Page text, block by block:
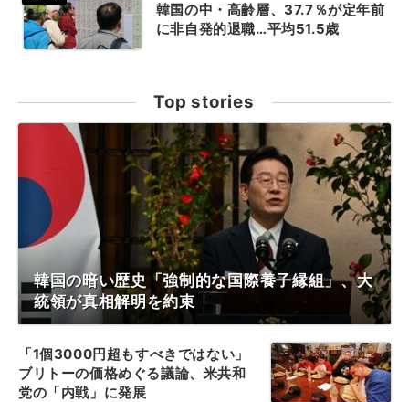
韓国の中・高齢層、37.7％が定年前
に非自発的退職…平均51.5歳
Top stories
韓国の暗い歴史「強制的な国際養子縁組」、大
統領が真相解明を約束
「1個3000円超もすべきではない」
ブリトーの価格めぐる議論、米共和
党の「内戦」に発展